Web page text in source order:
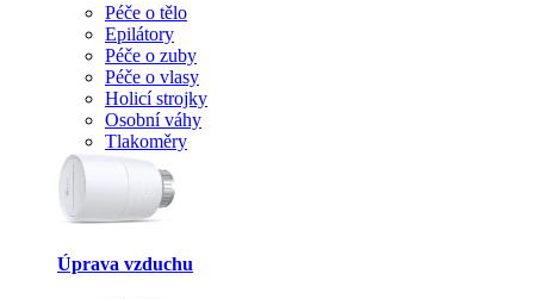
Péče o tělo
Epilátory
Péče o zuby
Péče o vlasy
Holicí strojky
Osobní váhy
Tlakoměry
Úprava vzduchu